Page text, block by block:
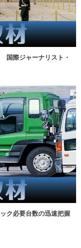
国際ジャーナリスト・
ク必要台数の迅速把握